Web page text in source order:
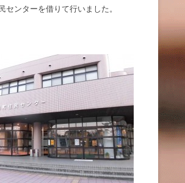
センターを借りて行いました。